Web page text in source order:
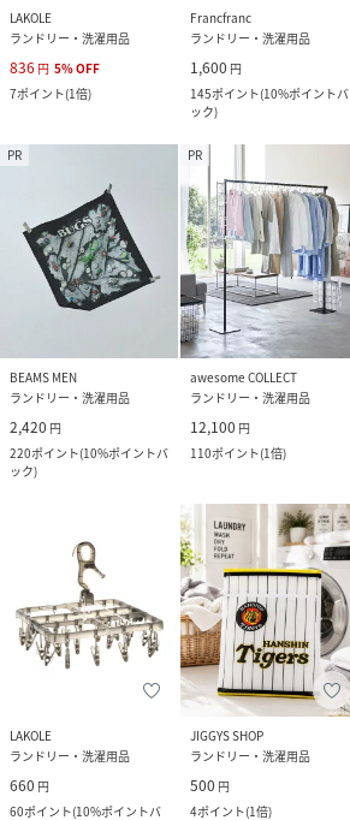
LAKOLE
ランドリー・洗濯用品
836 円 5%OFF
7ポイント(1倍)
Francfranc
ランドリー・洗濯用品
1,600 円
145ポイント(10%ポイントバ
ック)
PR
BEAMS MEN
ランドリー・洗濯用品
2,420 円
220ポイント(10%ポイントバ
ック)
PR
awesome COLLECT
ランドリー・洗濯用品
12,100 円
110ポイント(1倍)
LAKOLE
ランドリー・洗濯用品
660 円
60ポイント(10%ポイントバ
JIGGYS SHOP
ランドリー・洗濯用品
500 円
4ポイント(1倍)